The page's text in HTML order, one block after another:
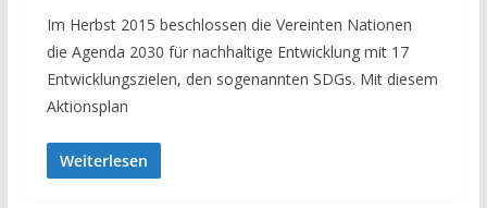
Im Herbst 2015 beschlossen die Vereinten Nationen
die Agenda 2030 für nachhaltige Entwicklung mit 17
Entwicklungszielen, den sogenannten SDGs. Mit diesem
Aktionsplan
Weiterlesen